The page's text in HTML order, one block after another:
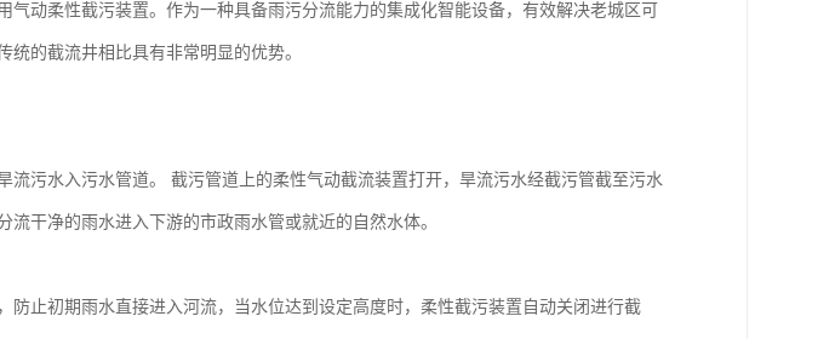
气动柔性截污装置。作为一种具备雨污分流能力的集成化智能设备，有效解决老城区可
的截流井相比具有非常明显的优势。
流污水入污水管道。 截污管道上的柔性气动截流装置打开，旱流污水经截污管截至污水
干净的雨水进入下游的市政雨水管或就近的自然水体。
防止初期雨水直接进入河流，当水位达到设定高度时，柔性截污装置自动关闭进行截